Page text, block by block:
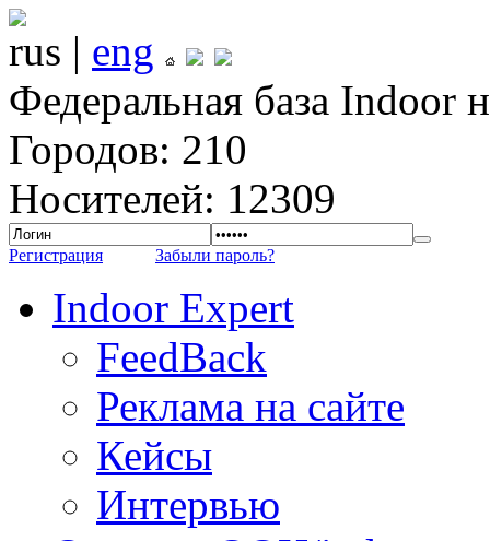
rus | eng
Федеральная база Indoor
Городов: 210
Носителей: 12309
Регистрация Забыли пароль?
Indoor Expert
FeedBack
Реклама на сайте
Кейсы
Интервью